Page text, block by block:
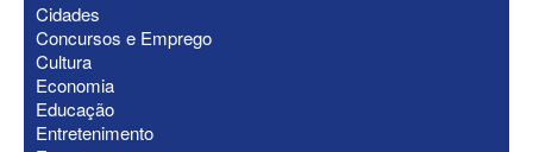
ELEIÇÕES 2026 - Após convenções,
confira candidatos ao Governo e ao
Senado da Paraíba
Cidades
Concursos e Emprego
Cultura
Economia
Educação
Entretenimento